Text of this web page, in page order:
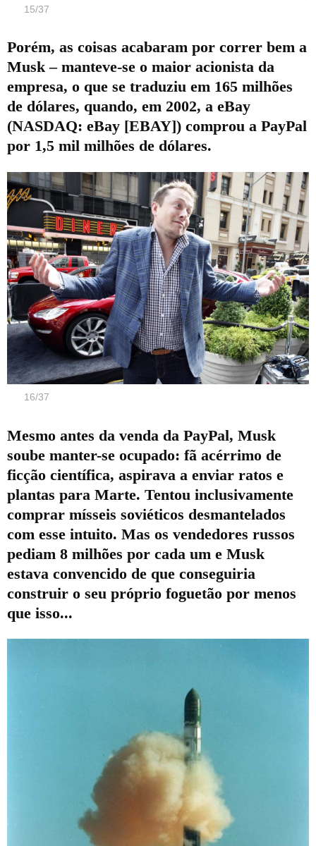
15/37
Porém, as coisas acabaram por correr bem a
Musk – manteve-se o maior acionista da
empresa, o que se traduziu em 165 milhões
de dólares, quando, em 2002, a eBay
(NASDAQ: eBay [EBAY]) comprou a PayPal
por 1,5 mil milhões de dólares.
16/37
Mesmo antes da venda da PayPal, Musk
soube manter-se ocupado: fã acérrimo de
ficção científica, aspirava a enviar ratos e
plantas para Marte. Tentou inclusivamente
comprar mísseis soviéticos desmantelados
com esse intuito. Mas os vendedores russos
pediam 8 milhões por cada um e Musk
estava convencido de que conseguiria
construir o seu próprio foguetão por menos
que isso...